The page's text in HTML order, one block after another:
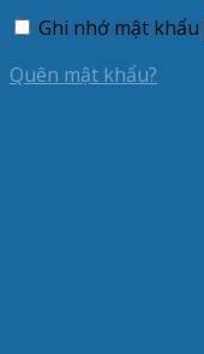
Ghi nhớ mật khẩu
Quên mật khẩu?